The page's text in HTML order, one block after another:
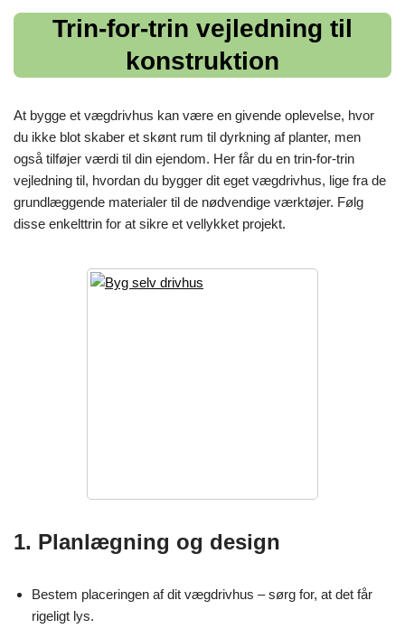
Trin-for-trin vejledning til
konstruktion
At bygge et vægdrivhus kan være en givende oplevelse, hvor
du ikke blot skaber et skønt rum til dyrkning af planter, men
også tilføjer værdi til din ejendom. Her får du en trin-for-trin
vejledning til, hvordan du bygger dit eget vægdrivhus, lige fra de
grundlæggende materialer til de nødvendige værktøjer. Følg
disse enkelttrin for at sikre et vellykket projekt.
1. Planlægning og design
Bestem placeringen af dit vægdrivhus – sørg for, at det får
rigeligt lys.